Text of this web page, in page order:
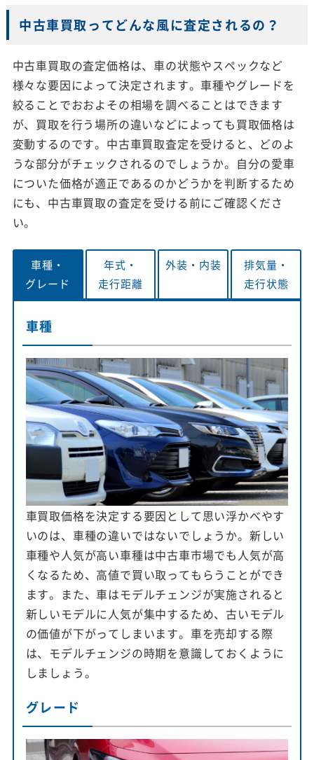
中古車買取ってどんな風に査定されるの？
中古車買取の査定価格は、車の状態やスペックなど
様々な要因によって決定されます。車種やグレードを
絞ることでおおよその相場を調べることはできます
が、買取を行う場所の違いなどによっても買取価格は
変動するのです。中古車買取査定を受けると、どのよ
うな部分がチェックされるのでしょうか。自分の愛車
についた価格が適正であるのかどうかを判断するため
にも、中古車買取の査定を受ける前にご確認くださ
い。
車種・
グレード
年式・
走行距離
外装・ 内装
排気量・
走行状態
車種
車買取価格を決定する要因として思い浮かべやす
いのは、車種の違いではないでしょうか。新しい
車種や人気が高い車種は中古車市場でも人気が高
くなるため、高値で買い取ってもらうことができ
ます。また、車はモデルチェンジが実施されると
新しいモデルに人気が集中するため、古いモデル
の価値が下がってしまいます。車を売却する際
は、モデルチェンジの時期を意識しておくように
しましょう。
グレード